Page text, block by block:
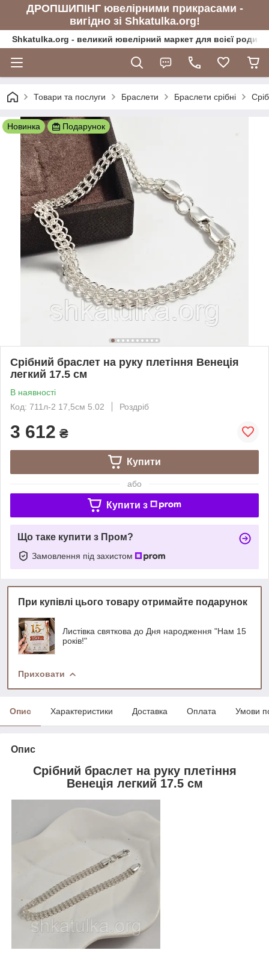
ДРОПШИПІНГ ювелірними прикрасами -
вигідно зі Shkatulka.org!
Shkatulka.org - великий ювелірний маркет для всієї
Товари та послуги Браслети Браслети срібні
Новинка Подарунок
Срібний браслет на руку плетіння Венеція
легкий 17.5 см
В наявності
Код: 711л-2 17,5см 5.02
Роздріб
3 612 ₴
Купити
або
Купити з
Що таке купити з Пром?
Замовлення під захистом
При купівлі цього товару отримайте подарунок
Листівка святкова до Дня народження "Нам 15
років!"
Приховати
Опис Характеристики Доставка Оплата Умови
Опис
Срібний браслет на руку плетіння
Венеція легкий 17.5 см